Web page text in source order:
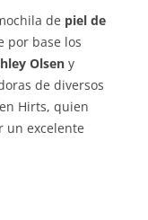
de piel de
por base los
Olsen y
de diversos
Hirts, quien
un excelente